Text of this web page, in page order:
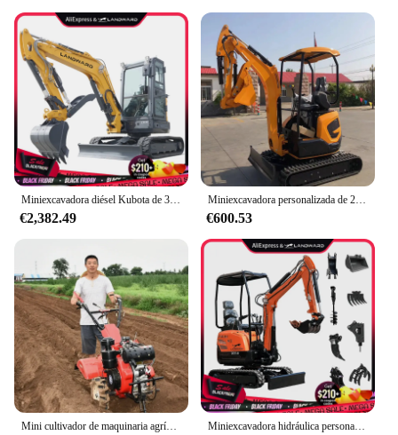
€2,382.49
Miniexcavadora personalizada de 2,2 toneladas EPA Euro 5 Kubota, excavadora sobre orugas con motor, miniexcavadora china usada
€600.53
Miniexcavadora hidráulica personalizada de 1,8 toneladas, venta al por mayor de fábrica, miniexcavadora sobre orugas de 1300kg, granja de huerto, pequeña excavadora, precio FOB